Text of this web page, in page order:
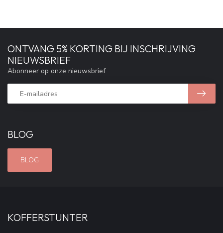
BLOG
BLOG
ONTVANG 5% KORTING BIJ INSCHRIJVING
NIEUWSBRIEF
Abonneer op onze nieuwsbrief
KOFFERSTUNTER